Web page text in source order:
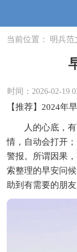
当前位置： 明兵范
时间：2026-02-19
【推荐】2024年
人的心底，有
情，自动会打开
警报。所谓因果
索整理的早安问
助到有需要的朋友